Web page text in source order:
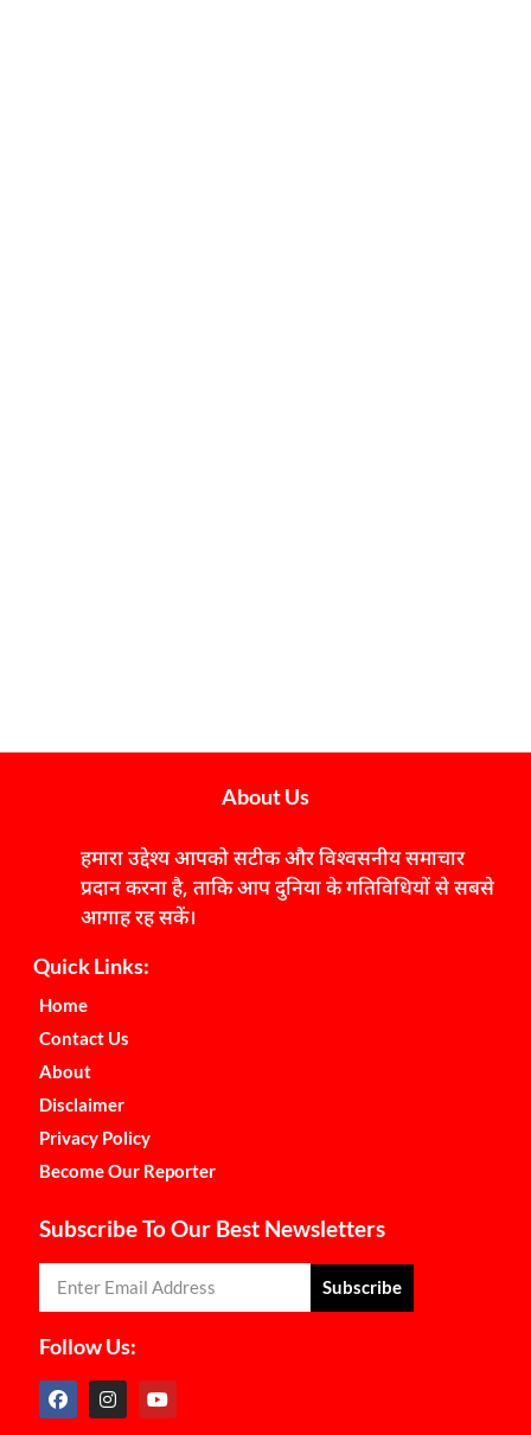
About Us
हमारा उद्देश्य आपको सटीक और विश्वसनीय समाचार
प्रदान करना है, ताकि आप दुनिया के गतिविधियों से सबसे
आगाह रह सकें।
Quick Links:
Home
Contact Us
About
Disclaimer
Privacy Policy
Become Our Reporter
Subscribe To Our Best Newsletters
Subscribe
Follow Us: